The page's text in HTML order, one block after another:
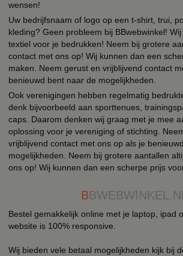
wensen!
Uw bedrijfsnaam of logo op een t-shirt, trui,
kleding? Geen probleem bij BBwebwinkel!
textiel voor je bedrukken! Neem bij grotere
contact met ons op! Wij kunnen dan een
maken. Neem gerust en vrijblijvend contact
benieuwd bent naar de mogelijkheden.
Ook verenigingen hebben regelmatig
denk bijvoorbeeld aan sporttenues,
caps. Daarom denken wij graag met je mee
oplossing voor je vereniging of stichting.
vrijblijvend contact met ons op als je
mogelijkheden. Neem bij grotere aantallen
ons op! Wij kunnen dan een scherpe prijs
BBWEBWINKEL.NL
Bestel gemakkelijk online met je laptop, ipad
website is 100% responsive.
Wij bieden vele betaal mogelijkheden kijk bij